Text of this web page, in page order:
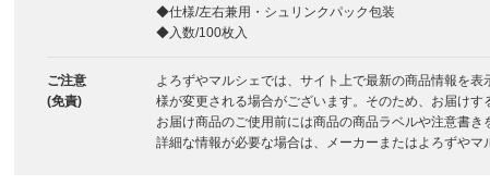
◆仕様/左右兼用・シュリンクパック包装
◆入数/100枚入
ご注意
(免責)
よろずやマルシェでは、サイト上で最新の商品情報を
様が変更される場合がございます。そのため、お届けす
お届け商品のご使用前には商品の商品ラベルや注意書
詳細な情報が必要な場合は、メーカーまたはよろずやマ